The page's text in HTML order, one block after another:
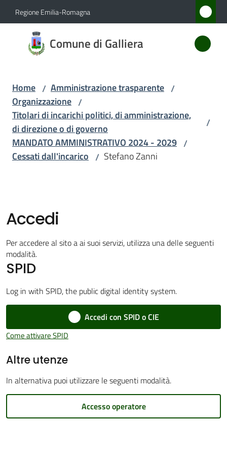
Vai al contenuto
Vai alla navigazione
Vai al footer
Regione Emilia-Romagna
Comune di Galliera
Comune
di
Amministrazione
Menu selezionato
Novità
Galliera
Amministrazione
Trasparente
Menu selezionato
gli
Seguici
Home / Amministrazione trasparente /
Organizzazione /
Titolari di incarichi politici, di amministrazione,
di direzione o di governo
/
MANDATO AMMINISTRATIVO 2024 - 2029 /
Cessati dall'incarico / Stefano Zanni
Accedi
Per accedere al sito a ai suoi servizi, utilizza una delle seguenti
modalità.
SPID
Log in with SPID, the public digital identity system.
Accedi con SPID o CIE
Come attivare SPID
Altre utenze
In alternativa puoi utilizzare le seguenti modalità.
Accesso operatore